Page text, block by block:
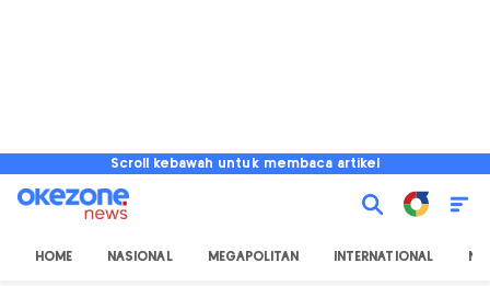
Scroll kebawah untuk membaca artikel
HOME NASIONAL MEGAPOLITAN INTERNATIONAL